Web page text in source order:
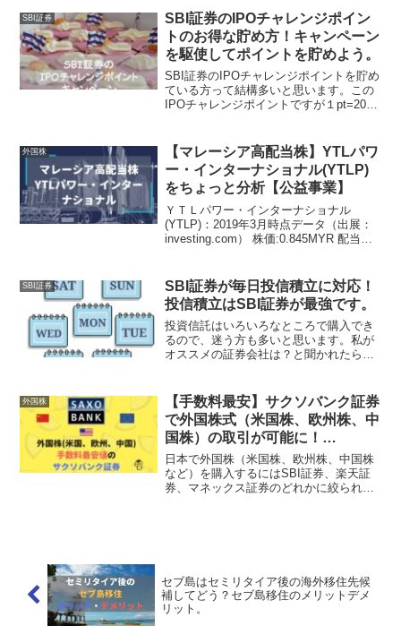
いますが、別にタバコが好きということ
ではなく、高い...
SBI証券
SBI証券のIPOチャレンジポイン
トのお得な貯め方！キャンペーン
を駆使してポイントを貯めよう。
SBI証券のIPOチャレンジポイントを貯め
ている方って結構多いと思います。この
IPOチャレンジポイントですが１pt=2000
ですよね。このIPOチャレンジポイント
で...
外国株
【マレーシア高配当株】YTLパワ
ー・インターナショナル(YTLP)
をちょっと分析【公益事業】
ＹＴＬパワー・インターナショナル
(YTLP)：2019年3月時点データ（出展：
investing.com） 株価:0.845MYR 配当利
SBI証券
SBI証券が毎日投信積立に対応！
投信積立はSBI証券が最強です。
投資信託はいろいろなところで購入でき
るので、迷う方も多いと思います。私が
オススメの証券会社は？と聞かれたら間
月中旬から対応」という発表があり、さ
らに機能面をパワー...
外国株
【手数料最安】サクソバンク証券
で外国株式（米国株、欧州株、中
国株）の取引が可能に！
DRIP（配当自動再投資）にも対
応！
日本で外国株（米国株、欧州株、中国株
など）を購入するにはSBI証券、楽天証
券、マネックス証券のどれかに絞られま
セブ島はセミリタイア後の海外移住先候
補してどう？セブ島移住のメリットデメ
リット。